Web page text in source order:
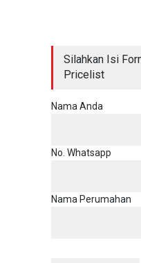
Silahkan Isi
Pricelist
Nama Anda
No. Whatsapp
Nama Perumahan